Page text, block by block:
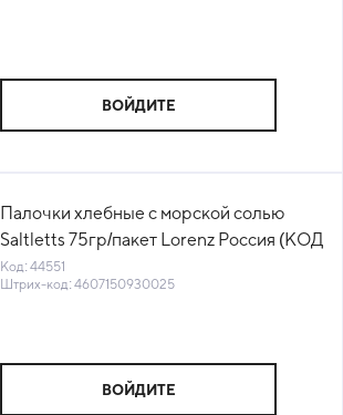
ВОЙДИТЕ
Палочки хлебные с морской солью
Saltletts 75гр/пакет Lorenz Россия (КОД
44551) (+18°С)
Код: 44551
Штрих-код: 4607150930025
ВОЙДИТЕ